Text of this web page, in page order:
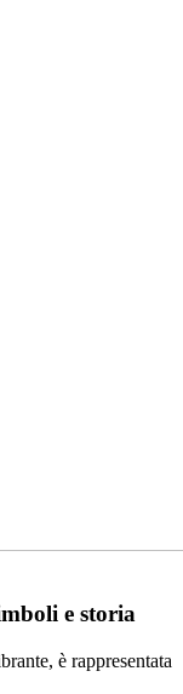
e storia
è rappresentata